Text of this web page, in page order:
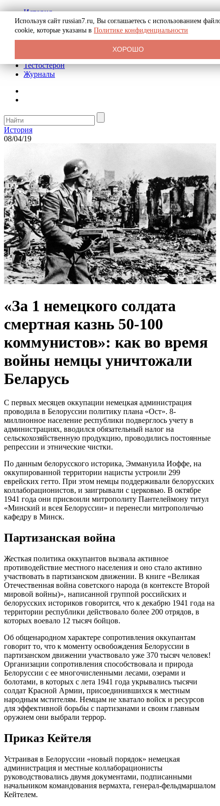
История
Биография
Криминал
Реклама на сайте
Тестостерон
Журналы
История
08/04/19
«За 1 немецкого солдата
смертная казнь 50-100
коммунистов»: как во время
войны немцы уничтожали
Беларусь
С первых месяцев оккупации немецкая администрация
проводила в Белоруссии политику плана «Ост». 8-
миллионное население республики подверглось учету в
администрациях, вводился обязательный налог на
сельскохозяйственную продукцию, проводились постоянные
репрессии и этнические чистки.
По данным белорусского историка, Эммануила Иоффе, на
оккупированной территории нацисты устроили 299
еврейских гетто. При этом немцы поддерживали белорусских
коллаборационистов, и заигрывали с церковью. В октябре
1941 года они присвоили митрополиту Пантелеймону титул
«Минский и всея Белоруссии» и перенесли митрополичью
кафедру в Минск.
Партизанская война
Жесткая политика оккупантов вызвала активное
противодействие местного населения и оно стало активно
участвовать в партизанском движении. В книге «Великая
Отечественная война советского народа (в контексте Второй
мировой войны)», написанной группой российских и
белорусских историков говорится, что к декабрю 1941 года на
территории республики действовало более 200 отрядов, в
которых воевало 12 тысяч бойцов.
Об общенародном характере сопротивления оккупантам
говорит то, что к моменту освобождения Белоруссии в
партизанском движении участвовало уже 370 тысяч человек!
Организации сопротивления способствовала и природа
Белоруссии с ее многочисленными лесами, озерами и
болотами, в которых с лета 1941 года укрывались тысячи
солдат Красной Армии, присоединившихся к местным
народным мстителям. Немцам не хватало войск и ресурсов
для эффективной борьбы с партизанами и своим главным
оружием они выбрали террор.
Приказ Кейтеля
Устраивая в Белоруссии «новый порядок» немецкая
администрация и местные коллаборационисты
руководствовались двумя документами, подписанными
начальником командования вермахта, генерал-фельдмаршалом
Кейтелем.
Используя сайт russian7.ru, Вы соглашаетесь с использованием
cookie, которые указаны в Политике конфиденциальности
ХОРОШО